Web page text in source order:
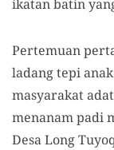
ikatan batin
Pertemuan
ladang tepi
masyarakat
menanam padi
Desa Long